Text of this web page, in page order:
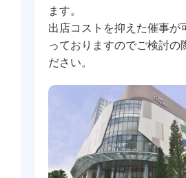
ます。
出店コストを抑えた催事が
っておりますのでご検討の
ださい。